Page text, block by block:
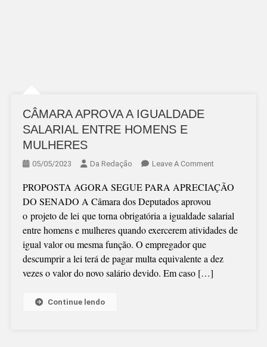
CÂMARA APROVA A IGUALDADE
SALARIAL ENTRE HOMENS E
MULHERES
05/05/2023 Da Redação Leave A CommentOn
APROVA
IGUALDADE
SALARIAL
HOMENS
PROPOSTA AGORA SEGUE PARA APRECIAÇÃO
DO SENADO A Câmara dos Deputados aprovou
o projeto de lei que torna obrigatória a igualdade salarial
entre homens e mulheres quando exercerem atividades de
igual valor ou mesma função. O empregador que
descumprir a lei terá de pagar multa equivalente a dez
vezes o valor do novo salário devido. Em caso […]
Continue lendo